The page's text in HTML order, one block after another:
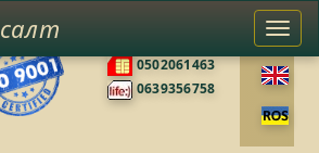
0502061463
0639356758